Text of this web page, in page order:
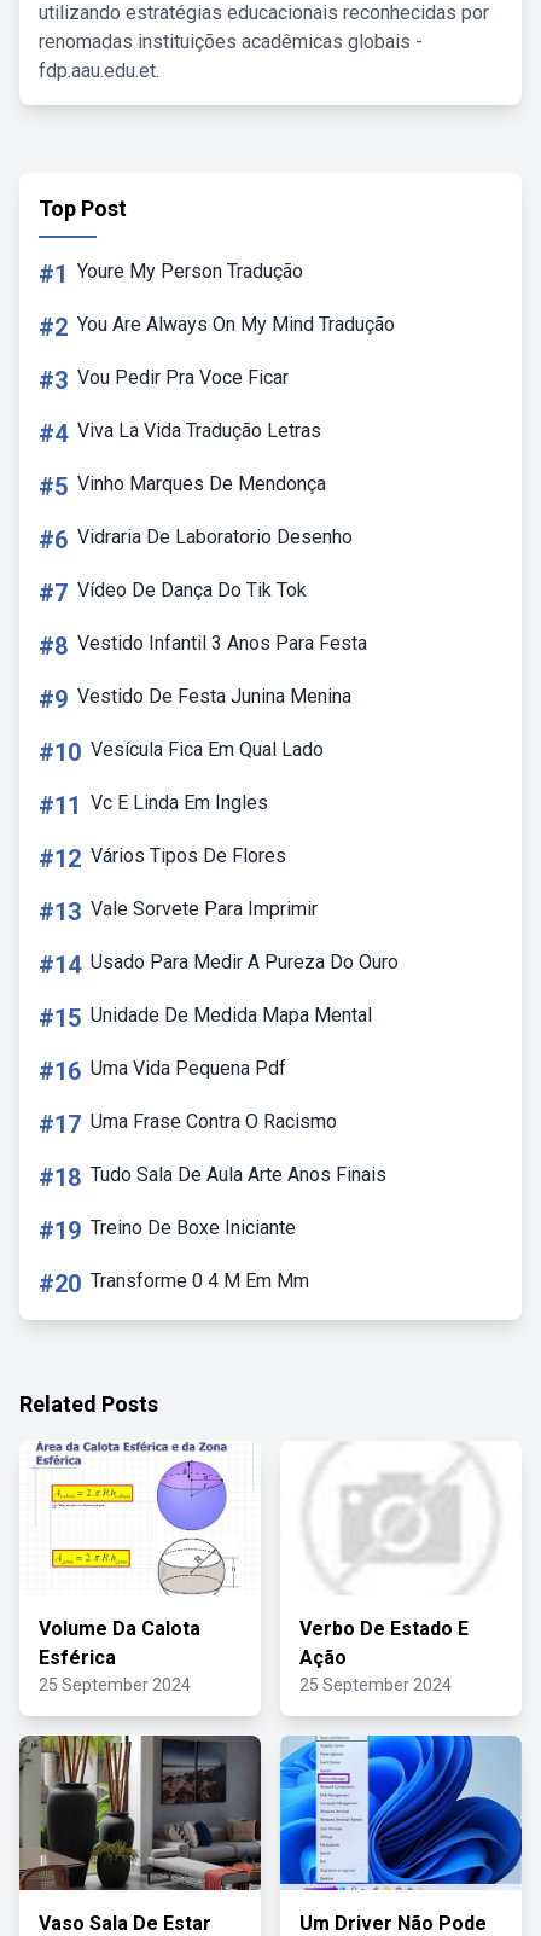
utilizando estratégias educacionais reconhecidas por
renomadas instituições acadêmicas globais -
fdp.aau.edu.et.
Top Post
#1 Youre My Person Tradução
#2 You Are Always On My Mind Tradução
#3 Vou Pedir Pra Voce Ficar
#4 Viva La Vida Tradução Letras
#5 Vinho Marques De Mendonça
#6 Vidraria De Laboratorio Desenho
#7 Vídeo De Dança Do Tik Tok
#8 Vestido Infantil 3 Anos Para Festa
#9 Vestido De Festa Junina Menina
#10 Vesícula Fica Em Qual Lado
#11 Vc E Linda Em Ingles
#12 Vários Tipos De Flores
#13 Vale Sorvete Para Imprimir
#14 Usado Para Medir A Pureza Do Ouro
#15 Unidade De Medida Mapa Mental
#16 Uma Vida Pequena Pdf
#17 Uma Frase Contra O Racismo
#18 Tudo Sala De Aula Arte Anos Finais
#19 Treino De Boxe Iniciante
#20 Transforme 0 4 M Em Mm
Related Posts
Volume Da Calota
Esférica
25 September 2024
Verbo De Estado E
Ação
25 September 2024
Vaso Sala De Estar Um Driver Não Pode